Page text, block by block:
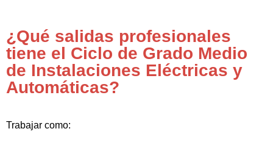
¿Qué salidas profesionales
tiene el Ciclo de Grado Medio
de Instalaciones Eléctricas y
Automáticas?
Trabajar como: